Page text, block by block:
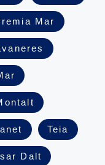
Mar
Teia
Dalt